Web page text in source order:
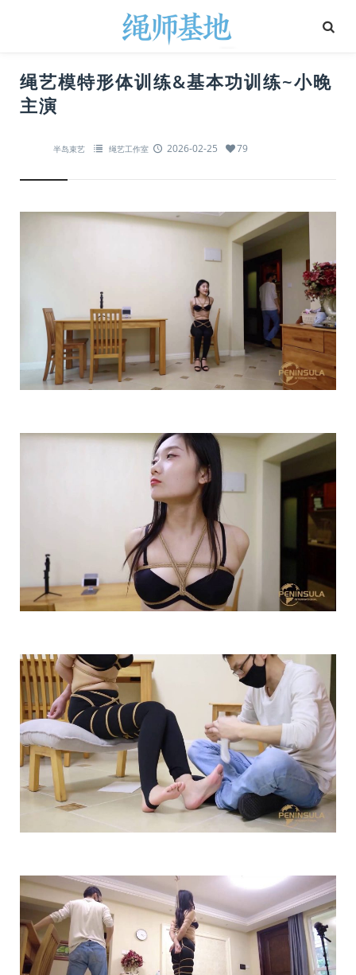
绳艺模特形体训练&基本功训练~小晚
主演
半岛束艺 绳艺工作室 2026-02-25 79